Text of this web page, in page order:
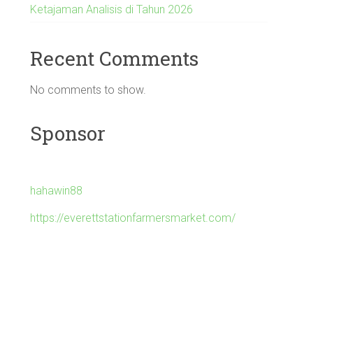
Ketajaman Analisis di Tahun 2026
Recent Comments
No comments to show.
Sponsor
hahawin88
https://everettstationfarmersmarket.com/